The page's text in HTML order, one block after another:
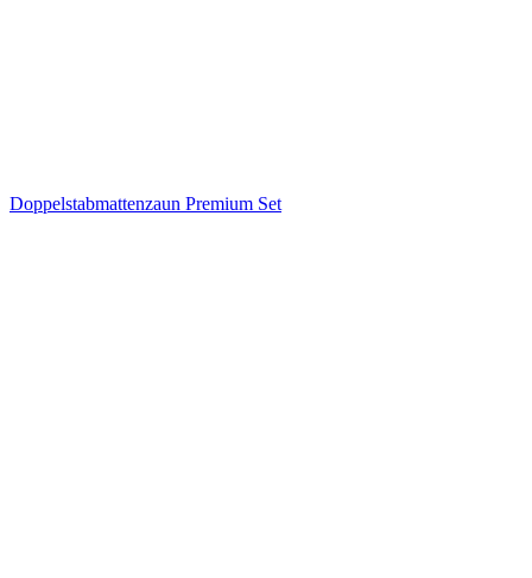
Doppelstabmattenzaun Premium Set